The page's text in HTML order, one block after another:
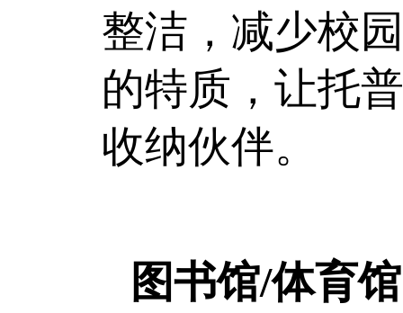
整洁，减少校
的特质，让托
收纳伙伴。
图书馆/体育